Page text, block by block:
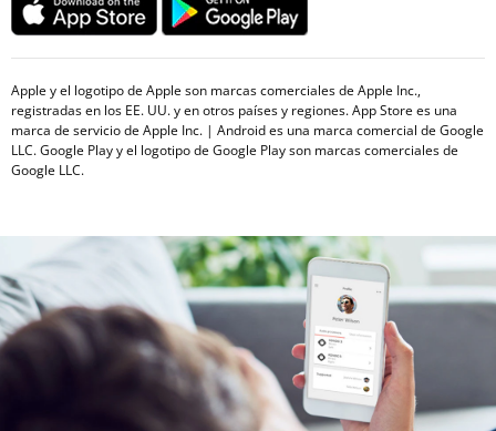
Apple y el logotipo de Apple son marcas comerciales de Apple Inc.,
registradas en los EE. UU. y en otros países y regiones. App Store es una
marca de servicio de Apple Inc. | Android es una marca comercial de Google
LLC. Google Play y el logotipo de Google Play son marcas comerciales de
Google LLC.